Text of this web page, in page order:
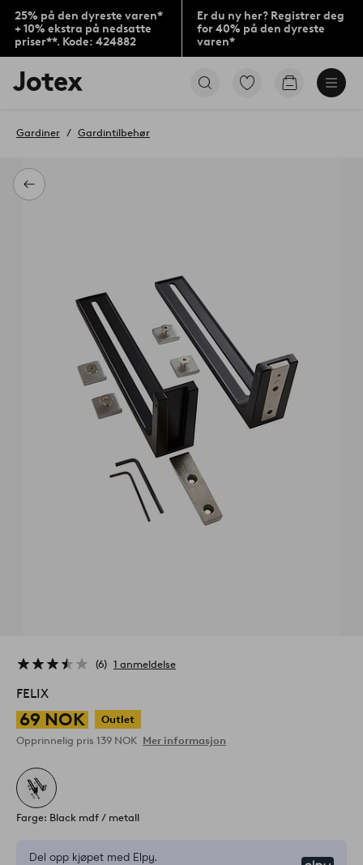
25% på den dyreste varen*
+ 10% ekstra på nedsatte
priser**. Kode: 424882
Er du ny her? Registrer deg
for 40% på den dyreste
varen*
Jotex’
logo
til
Gå
Gå
Tilbake
Gardiner Gardintilbehør
6 1 anmeldelse
FELIX
69 NOK
Outlet
Opprinnelig pris 139 NOK Mer informasjon
Farge: Black mdf / metall
Del opp kjøpet med Elpy.